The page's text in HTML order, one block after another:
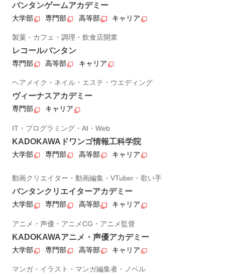
バンタンゲームアカデミー
大学部 専門部 高等部 キャリア
製菓・カフェ・調理・飲食店開業
レコールバンタン
専門部 高等部 キャリア
ヘアメイク・ネイル・エステ・ウエディング
ヴィーナスアカデミー
専門部 キャリア
IT・プログラミング・AI・Web
KADOKAWAドワンゴ情報工科学院
大学部 専門部 高等部 キャリア
動画クリエイター・動画編集・VTuber・歌い手
バンタンクリエイターアカデミー
大学部 専門部 高等部 キャリア
アニメ・声優・アニメCG・アニメ監督
KADOKAWAアニメ・声優アカデミー
大学部 専門部 高等部 キャリア
マンガ・イラスト・マンガ編集者・ノベル